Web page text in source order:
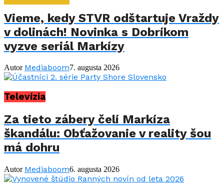
Vieme, kedy STVR odštartuje Vraždy
v dolinách! Novinka s Dobríkom
vyzve seriál Markízy
Autor Mediaboom7. augusta 2026
Televízia
Za tieto zábery čelí Markíza
škandálu: Obťažovanie v reality šou
má dohru
Autor Mediaboom6. augusta 2026